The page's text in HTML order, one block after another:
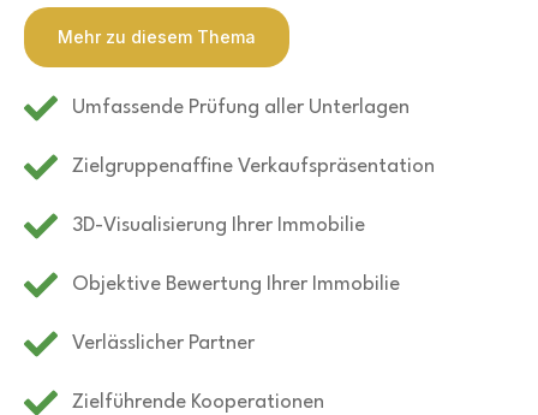
Mehr zu diesem Thema
Umfassende Prüfung aller Unterlagen
Zielgruppenaffine Verkaufspräsentation
3D-Visualisierung Ihrer Immobilie
Objektive Bewertung Ihrer Immobilie
Verlässlicher Partner
Zielführende Kooperationen